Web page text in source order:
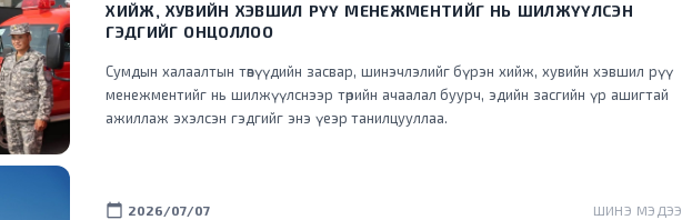
ХИЙЖ, ХУВИЙН ХЭВШИЛ РҮҮ МЕНЕЖМЕНТИЙГ НЬ ШИЛЖҮҮЛСЭН
ГЭДГИЙГ ОНЦОЛЛОО
Сумдын халаалтын төвүүдийн засвар, шинэчлэлийг бүрэн хийж, хувийн хэвшил рүү
менежментийг нь шилжүүлснээр төрийн ачаалал буурч, эдийн засгийн үр ашигтай
ажиллаж эхэлсэн гэдгийг энэ үеэр танилцууллаа.
calendar_today 2026/07/07 ШИНЭ МЭДЭЭ